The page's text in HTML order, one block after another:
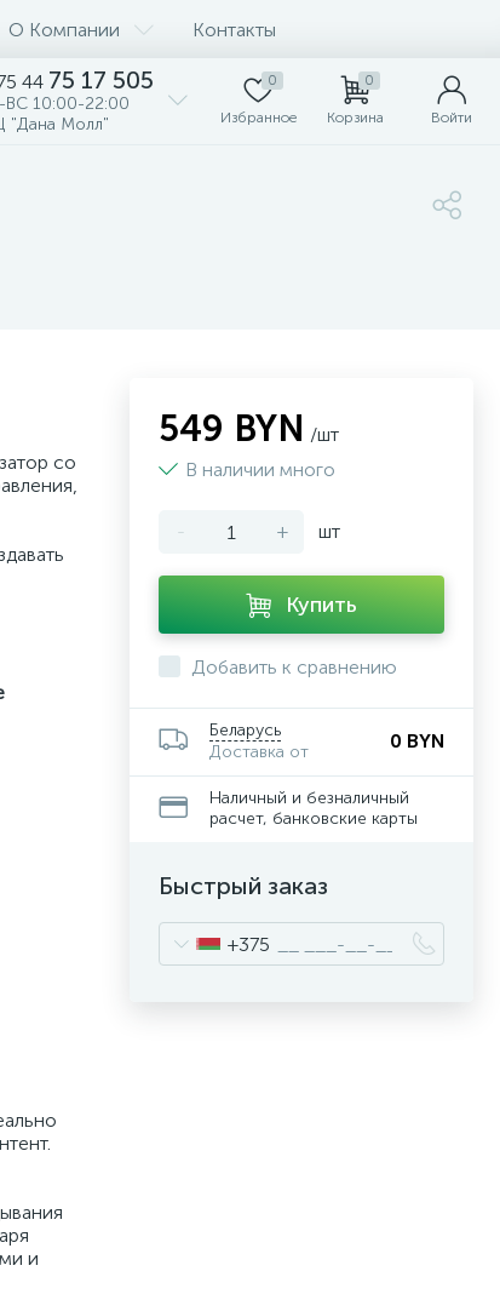
О Компании Контакты
44 75 17 505
10:00-22:00
"Дана Молл"
0
Избранное
0
Корзина Войти
со
и
549 BYN /шт
В наличии много
- + шт
Купить
Добавить к сравнению
Беларусь
Доставка от
0 BYN
Наличный и безналичный
расчет, банковские карты
Быстрый заказ
+375